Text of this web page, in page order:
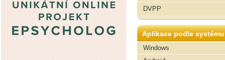
DVPP
Aplikace podle systému
Windows